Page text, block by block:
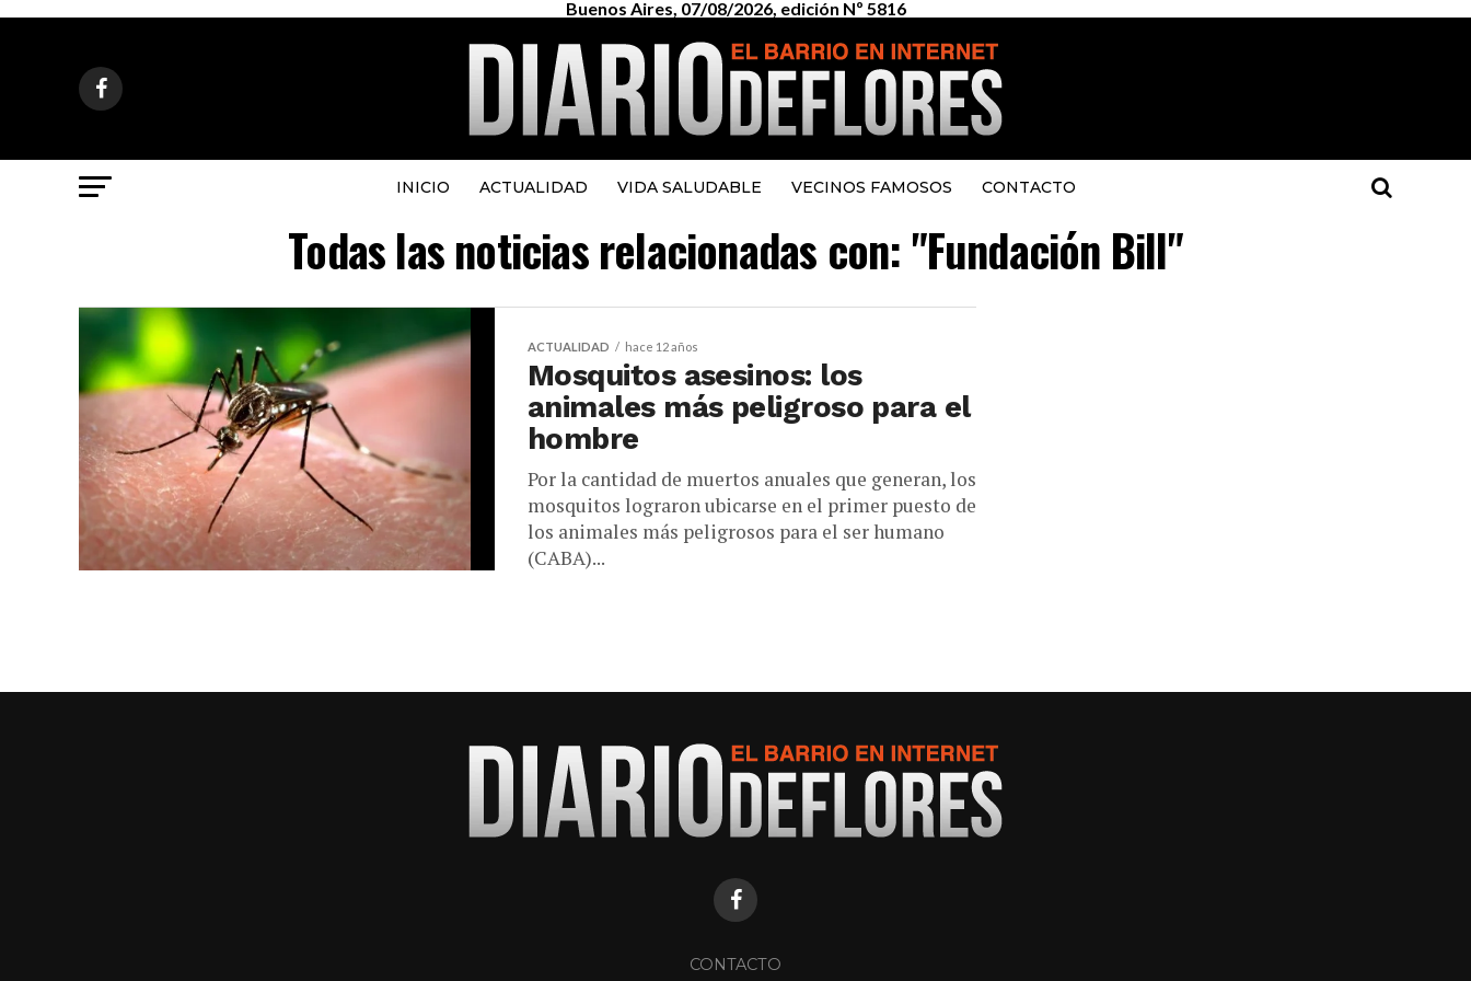
Buenos Aires, 07/08/2026, edición Nº 5816
INICIO ACTUALIDAD VIDA SALUDABLE VECINOS FAMOSOS CONTACTO
Todas las noticias relacionadas con: "Fundación Bill"
ACTUALIDAD hace 12 años
Mosquitos asesinos: los
animales más peligroso para el
hombre
Por la cantidad de muertos anuales que generan, los
mosquitos lograron ubicarse en el primer puesto de
los animales más peligrosos para el ser humano
(CABA)...
CONTACTO